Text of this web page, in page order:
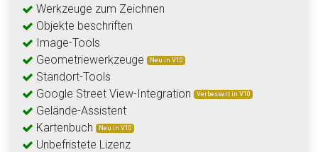
Werkzeuge zum Zeichnen
Objekte beschriften
Image-Tools
Geometriewerkzeuge
Neu in V10
Standort-Tools
Google Street View-Integration
Verbessert in V10
Gelände-Assistent
Kartenbuch
Neu in V10
Unbefristete Lizenz